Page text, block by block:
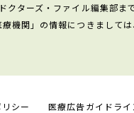
ターズ・ファイル編集部ま
機関」の情報につきまして
シー 医療広告ガイドライ